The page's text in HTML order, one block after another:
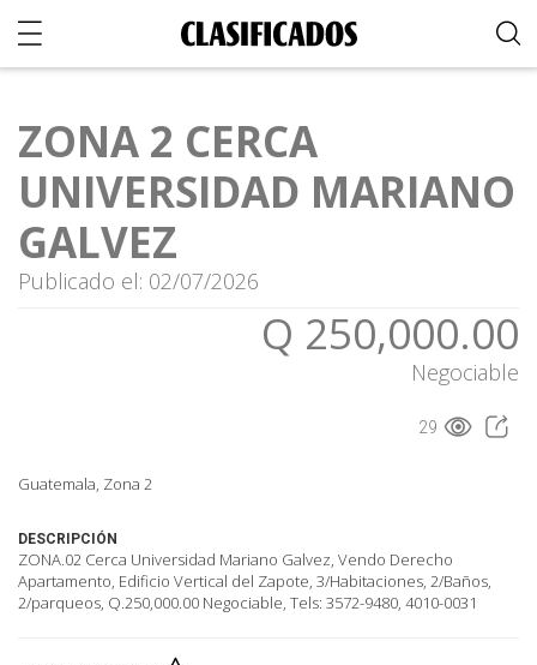
ZONA 2 CERCA
UNIVERSIDAD MARIANO
GALVEZ
Publicado el: 02/07/2026
Q 250,000.00
Negociable
29
Guatemala, Zona 2
DESCRIPCIÓN
ZONA.02 Cerca Universidad Mariano Galvez, Vendo Derecho
Apartamento, Edificio Vertical del Zapote, 3/Habitaciones, 2/Baños,
2/parqueos, Q.250,000.00 Negociable, Tels: 3572-9480, 4010-0031